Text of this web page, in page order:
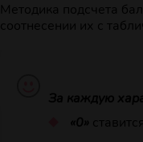
Методика подсчета
соотнесении их с
За каждую
«0»